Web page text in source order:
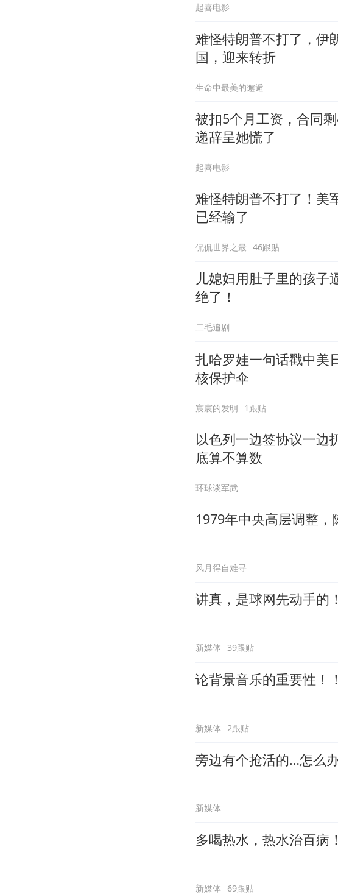
起喜电影
难怪特朗普不打了，伊
国，迎来转折
生命中最美的邂逅
被扣5个月工资，合同
递辞呈她慌了
起喜电影
难怪特朗普不打了！美
已经输了
侃侃世界之最 46跟贴
儿媳妇用肚子里的孩子
绝了！
二毛追剧
扎哈罗娃一句话戳中美
核保护伞
宸宸的发明 1跟贴
以色列一边签协议一边
底算不算数
环球谈军武
1979年中央高层调整
风月得自难寻
讲真，是球网先动手的
新媒体 39跟贴
论背景音乐的重要性！！
新媒体 2跟贴
旁边有个抢活的…怎么
新媒体
多喝热水，热水治百病！
新媒体 69跟贴